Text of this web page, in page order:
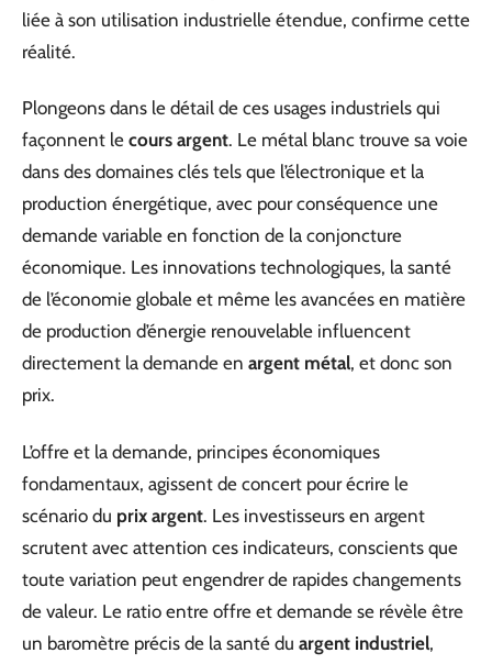
liée à son utilisation industrielle étendue, confirme cette
réalité.
Plongeons dans le détail de ces usages industriels qui
façonnent le cours argent. Le métal blanc trouve sa voie
dans des domaines clés tels que l’électronique et la
production énergétique, avec pour conséquence une
demande variable en fonction de la conjoncture
économique. Les innovations technologiques, la santé
de l’économie globale et même les avancées en matière
de production d’énergie renouvelable influencent
directement la demande en argent métal, et donc son
prix.
L’offre et la demande, principes économiques
fondamentaux, agissent de concert pour écrire le
scénario du prix argent. Les investisseurs en argent
scrutent avec attention ces indicateurs, conscients que
toute variation peut engendrer de rapides changements
de valeur. Le ratio entre offre et demande se révèle être
un baromètre précis de la santé du argent industriel,